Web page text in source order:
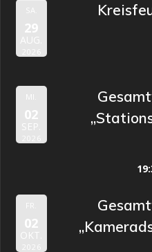
SA.
29
AUG.
2026
MI.
02
SEP.
2026
FR.
02
OKT.
2026